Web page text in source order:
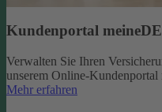
Kundenportal
Verwalten Sie Ihren
unserem Online-
Mehr erfahren